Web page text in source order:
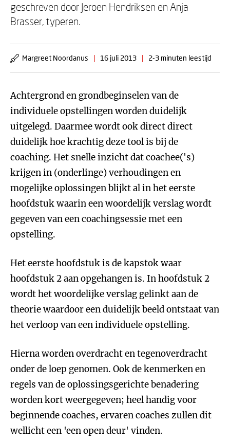
geschreven door Jeroen Hendriksen en Anja
Brasser, typeren.
Margreet Noordanus | 16 juli 2013 | 2-3 minuten leestijd
Achtergrond en grondbeginselen van de
individuele opstellingen worden duidelijk
uitgelegd. Daarmee wordt ook direct direct
duidelijk hoe krachtig deze tool is bij de
coaching. Het snelle inzicht dat coachee('s)
krijgen in (onderlinge) verhoudingen en
mogelijke oplossingen blijkt al in het eerste
hoofdstuk waarin een woordelijk verslag wordt
gegeven van een coachingsessie met een
opstelling.
Het eerste hoofdstuk is de kapstok waar
hoofdstuk 2 aan opgehangen is. In hoofdstuk 2
wordt het woordelijke verslag gelinkt aan de
theorie waardoor een duidelijk beeld ontstaat van
het verloop van een individuele opstelling.
Hierna worden overdracht en tegenoverdracht
onder de loep genomen. Ook de kenmerken en
regels van de oplossingsgerichte benadering
worden kort weergegeven; heel handig voor
beginnende coaches, ervaren coaches zullen dit
wellicht een 'een open deur' vinden.